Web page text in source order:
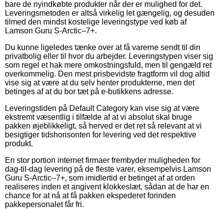
bare de nyindkøbte produkter når der er mulighed for det.
Leveringsmetoden er altså virkelig let gængelig, og desuden
tilmed den mindst kostelige leveringstype ved køb af
Lamson Guru S-Arctic–7+.
Du kunne ligeledes tænke over at få varerne sendt til din
privatbolig eller til hvor du arbejder. Leveringstypen viser sig
som regel et hak mere omkostningsfuld, men til gengæld ret
overkommelig. Den mest prisbevidste fragtform vil dog altid
vise sig at være at du selv henter produkterne, men det
betinges af at du bor tæt på e-butikkens adresse.
Leveringstiden på Default Category kan vise sig at være
ekstremt væsentlig i tilfælde af at vi absolut skal bruge
pakken øjeblikkeligt, så herved er det ret så relevant at vi
besigtiger tidshorisonten for levering ved det respektive
produkt.
En stor portion internet firmaer frembyder muligheden for
dag-til-dag levering på de fleste varer, eksempelvis Lamson
Guru S-Arctic–7+, som imidlertid er betinget af at orden
realiseres inden et angivent klokkeslæt, sådan at de har en
chance for at nå at få pakken ekspederet forinden
pakkepersonalet får fri.